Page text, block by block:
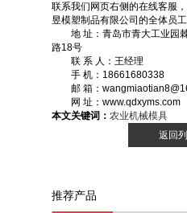
联系我们网页右侧的在线客服
昱模塑制品有限公司的全体员工
地 址：青岛市青大工业园
路18号
联 系 人：王经理
手 机：18661680338
邮 箱：
网 址：www.qdxyms.com
本文关键词： 农业机械模具
返回
推荐产品